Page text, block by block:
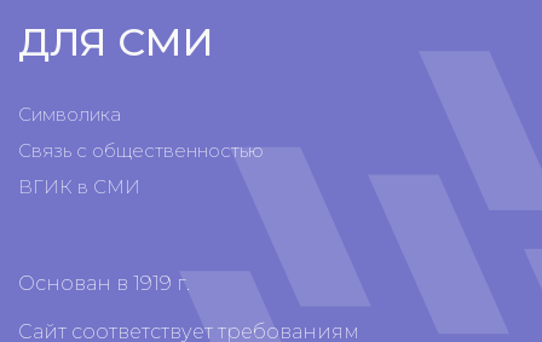
ДЛЯ СМИ
Символика
Связь с общественностью
ВГИК в СМИ
Основан в 1919 г.
Сайт соответствует требованиям